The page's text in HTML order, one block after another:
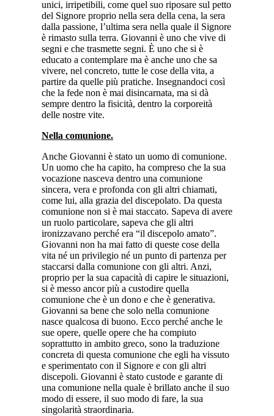
unici, irripetibili, come quel suo riposare sul petto
del Signore proprio nella sera della cena, la sera
dalla passione, l’ultima sera nella quale il Signore
è rimasto sulla terra. Giovanni è uno che vive di
segni e che trasmette segni. È uno che si è
educato a contemplare ma è anche uno che sa
vivere, nel concreto, tutte le cose della vita, a
partire da quelle più pratiche. Insegnandoci così
che la fede non è mai disincarnata, ma si dà
sempre dentro la fisicità, dentro la corporeità
delle nostre vite.
Nella comunione.
Anche Giovanni è stato un uomo di comunione.
Un uomo che ha capito, ha compreso che la sua
vocazione nasceva dentro una comunione
sincera, vera e profonda con gli altri chiamati,
come lui, alla grazia del discepolato. Da questa
comunione non si è mai staccato. Sapeva di avere
un ruolo particolare, sapeva che gli altri
ironizzavano perché era “il discepolo amato”.
Giovanni non ha mai fatto di queste cose della
vita né un privilegio né un punto di partenza per
staccarsi dalla comunione con gli altri. Anzi,
proprio per la sua capacità di capire le situazioni,
si è messo ancor più a custodire quella
comunione che è un dono e che è generativa.
Giovanni sa bene che solo nella comunione
nasce qualcosa di buono. Ecco perché anche le
sue opere, quelle opere che ha compiuto
soprattutto in ambito greco, sono la traduzione
concreta di questa comunione che egli ha vissuto
e sperimentato con il Signore e con gli altri
discepoli. Giovanni è stato custode e garante di
una comunione nella quale è brillato anche il suo
modo di essere, il suo modo di fare, la sua
singolarità straordinaria.